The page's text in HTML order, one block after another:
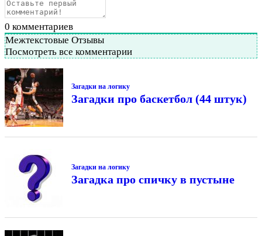
0 комментариев
Межтекстовые Отзывы
Посмотреть все комментарии
Загадки на логику
Загадки про баскетбол (44 штук)
Загадки на логику
Загадка про спичку в пустыне